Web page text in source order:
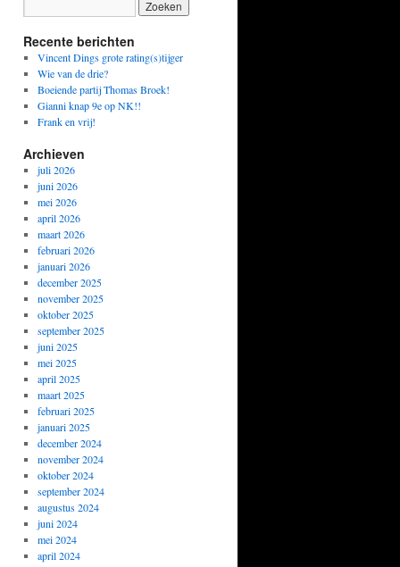
Recente berichten
Vincent Dings grote rating(s)tijger
Wie van de drie?
Boeiende partij Thomas Broek!
Gianni knap 9e op NK!!
Frank en vrij!
Archieven
juli 2026
juni 2026
mei 2026
april 2026
maart 2026
februari 2026
januari 2026
december 2025
november 2025
oktober 2025
september 2025
juni 2025
mei 2025
april 2025
maart 2025
februari 2025
januari 2025
december 2024
november 2024
oktober 2024
september 2024
augustus 2024
juni 2024
mei 2024
april 2024